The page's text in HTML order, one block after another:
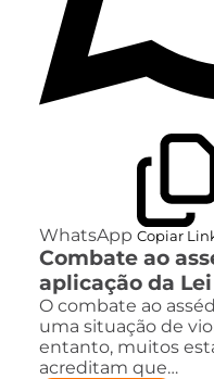
WhatsApp Copiar
Combate ao
aplicação da Lei
O combate ao
uma situação de
entanto, muitos
acreditam que…